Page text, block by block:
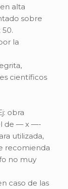
alta
sobre
la
científicos
obra
de — x —-
utilizada,
recomienda
no muy
caso de las